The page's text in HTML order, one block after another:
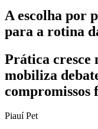
A escolha por
para a rotina
Prática cresce
mobiliza
compromissos
Piauí Pet